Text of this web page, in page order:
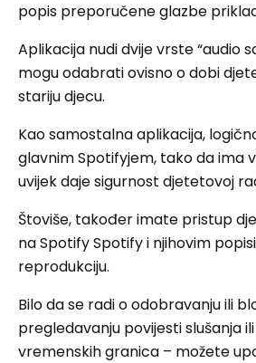
popis preporučene glazbe
Aplikacija nudi dvije vrste “audio
mogu odabrati ovisno o dobi
stariju djecu.
Kao samostalna aplikacija,
glavnim Spotifyjem, tako da ima
uvijek daje sigurnost djetetovoj
Štoviše, također imate pristup
na Spotify Spotify i njihovim
reprodukciju.
Bilo da se radi o odobravanju ili
pregledavanju povijesti slušanja
vremenskih granica – možete